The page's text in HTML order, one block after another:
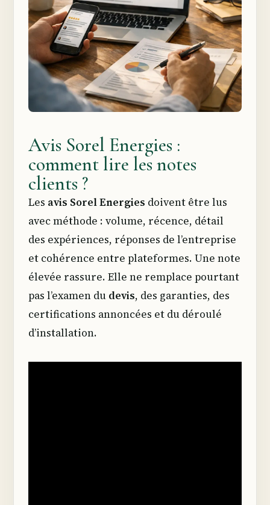
Avis Sorel Energies :
comment lire les notes
clients ?
Les avis Sorel Energies doivent être lus
avec méthode : volume, récence, détail
des expériences, réponses de l’entreprise
et cohérence entre plateformes. Une note
élevée rassure. Elle ne remplace pourtant
pas l’examen du devis, des garanties, des
certifications annoncées et du déroulé
d’installation.